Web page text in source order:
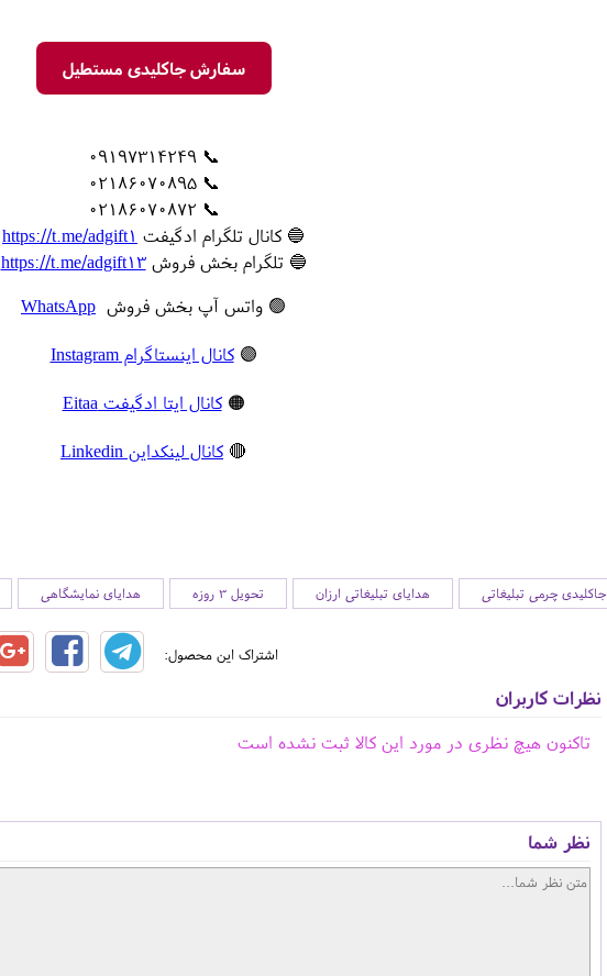
سفارش جاکلیدی مستطیل
📞 09197314249
📞 02186070895
📞 02186070872
🔵 کانال تلگرام ادگیفت https://t.me/adgift1
🔵 تلگرام بخش فروشhttps://t.me/adgift13
🟢 واتس آپ بخش فروش WhatsApp
🟣کانال اینستاگرام Instagram
🟠کانال ایتا ادگیفت Eitaa
🔴 کانال لینکداین Linkedin
جاکلیدی چرمی تبلیغاتی هدایای تبلیغاتی ارزان تحویل 3 روزه هدایای نمایشگاهی
اشتراک این محصول:
نظرات کاربران
تاکنون هیچ نظری در مورد این کالا ثبت نشده است
نظر شما